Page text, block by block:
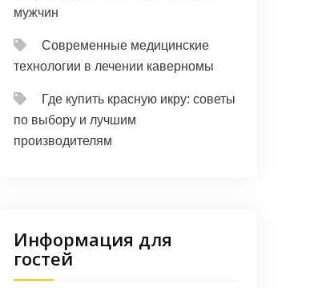
мужчин
Современные медицинские
технологии в лечении каверномы
Где купить красную икру: советы
по выбору и лучшим
производителям
Информация для
гостей